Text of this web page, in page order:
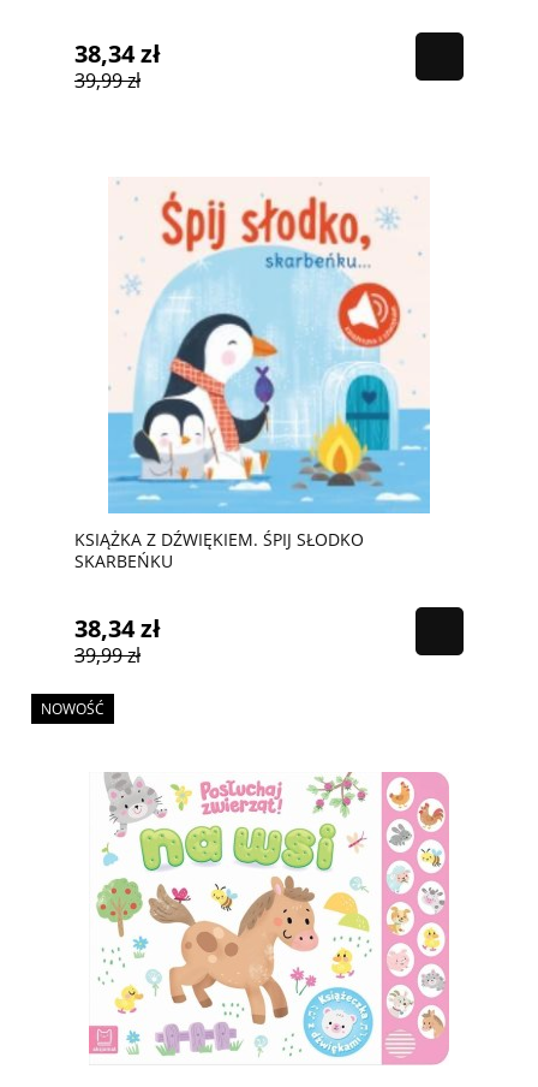
38,34 zł
39,99 zł
KSIĄŻKA Z DŹWIĘKIEM. ŚPIJ SŁODKO
SKARBEŃKU
38,34 zł
39,99 zł
NOWOŚĆ